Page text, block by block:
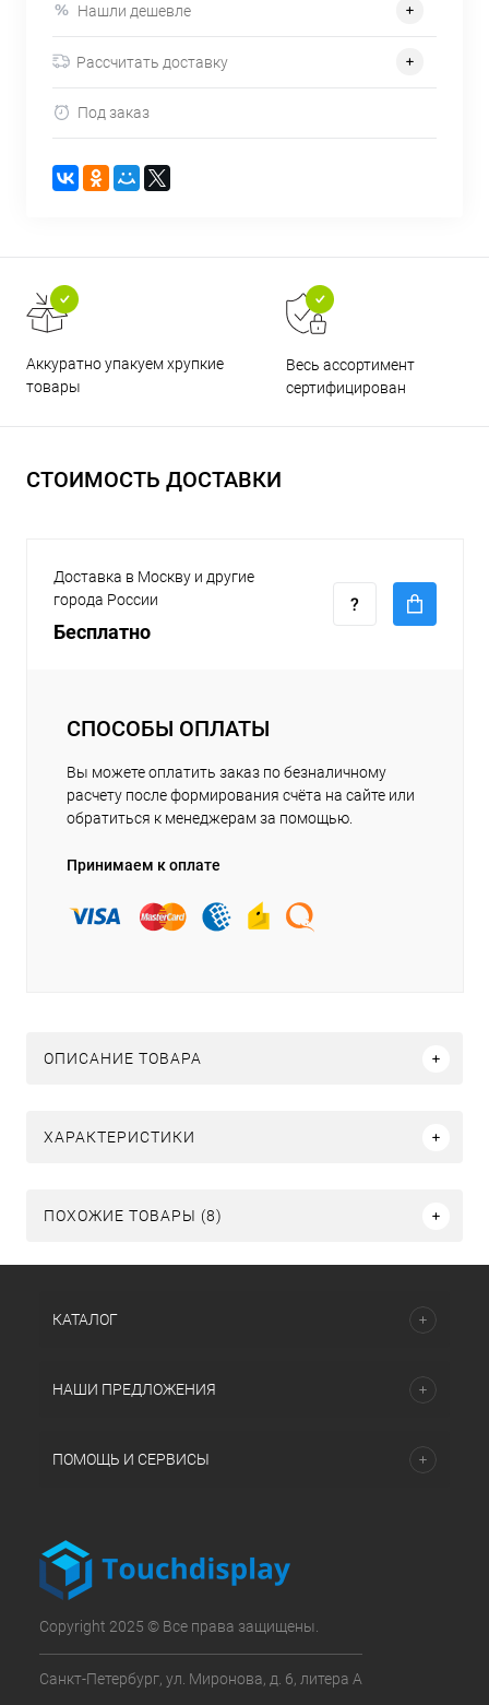
Нашли дешевле
Рассчитать доставку
Под заказ
Аккуратно упакуем хрупкие
товары
Весь ассортимент
сертифицирован
СТОИМОСТЬ ДОСТАВКИ
Доставка в Москву и другие
города России
Бесплатно
СПОСОБЫ ОПЛАТЫ
Вы можете оплатить заказ по безналичному
расчету после формирования счёта на сайте или
обратиться к менеджерам за помощью.
Принимаем к оплате
ОПИСАНИЕ ТОВАРА
ХАРАКТЕРИСТИКИ
ПОХОЖИЕ ТОВАРЫ (8)
КАТАЛОГ
НАШИ ПРЕДЛОЖЕНИЯ
ПОМОЩЬ И СЕРВИСЫ
Copyright 2025 © Все права защищены.
Санкт-Петербург, ул. Миронова, д. 6, литера А